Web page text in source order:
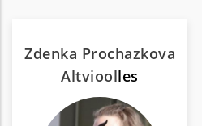
Zdenka Prochazkova
Altvioolles